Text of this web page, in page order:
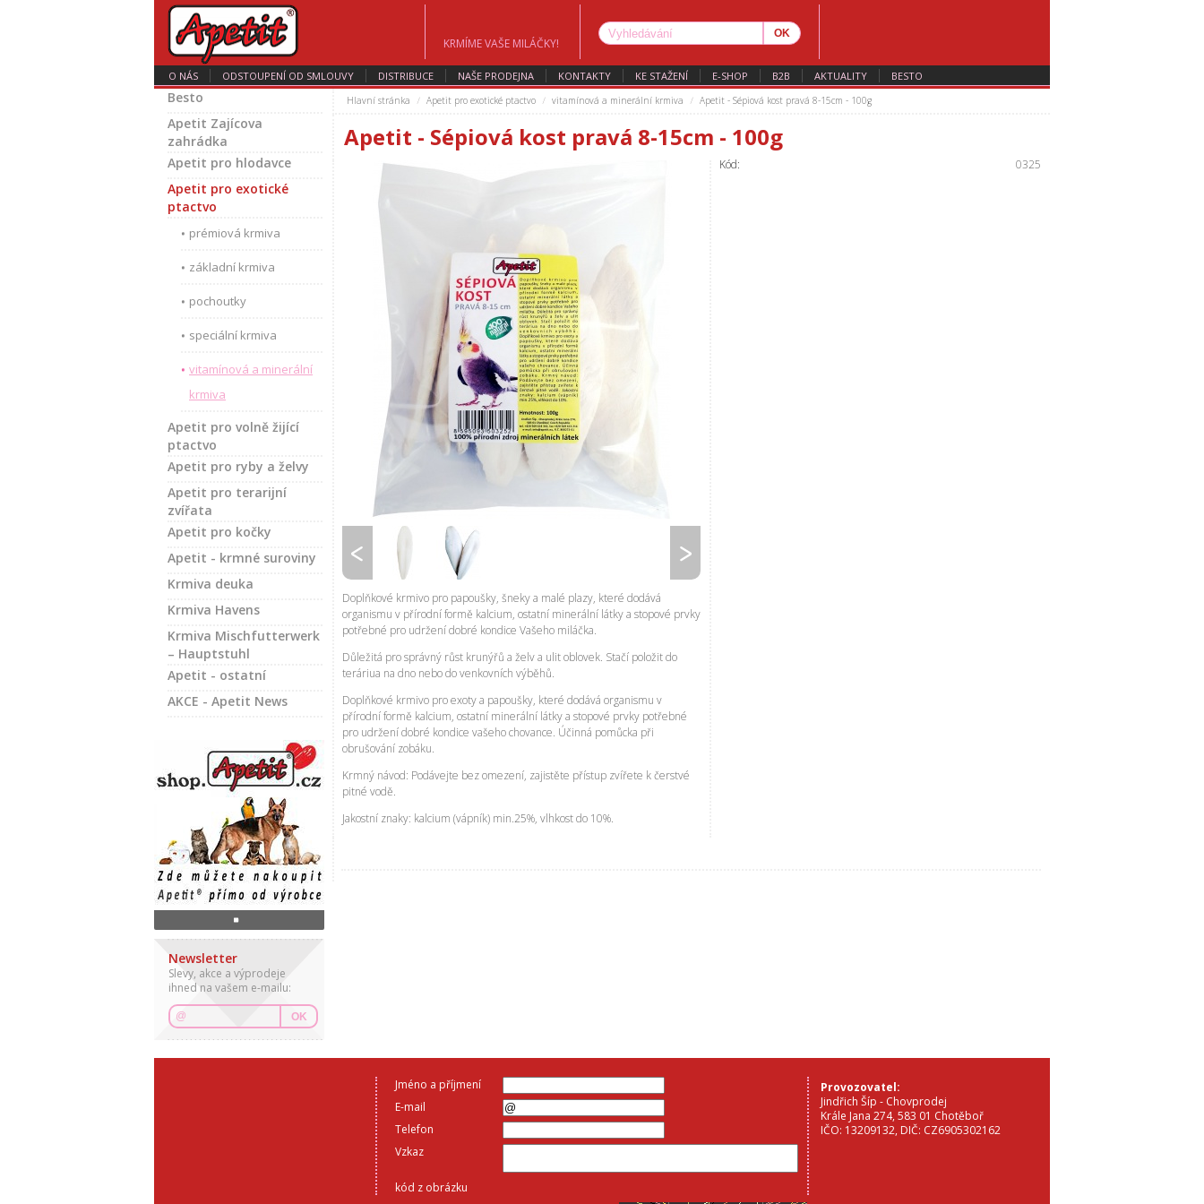
KRMÍME VAŠE MILÁČKY!
O NÁS ODSTOUPENÍ OD SMLOUVY DISTRIBUCE NAŠE PRODEJNA KONTAKTY KE STAŽENÍ E-SHOP B2B AKTUALITY BESTO
Hlavní stránka Apetit pro exotické ptactvo vitamínová a minerální krmiva Apetit - Sépiová kost pravá 8-15cm - 100g
Apetit - Sépiová kost pravá 8-15cm - 100g
Doplňkové krmivo pro papoušky, šneky a malé plazy, které dodává
organismu v přírodní formě kalcium, ostatní minerální látky a stopové prvky
potřebné pro udržení dobré kondice Vašeho miláčka.
Důležitá pro správný růst krunýřů a želv a ulit oblovek. Stačí položit do
teráriua na dno nebo do venkovních výběhů.
Doplňkové krmivo pro exoty a papoušky, které dodává organismu v
přírodní formě kalcium, ostatní minerální látky a stopové prvky potřebné
pro udržení dobré kondice vašeho chovance. Účinná pomůcka při
obrušování zobáku.
Krmný návod: Podávejte bez omezení, zajistěte přístup zvířete k čerstvé
pitné vodě.
Jakostní znaky: kalcium (vápník) min.25%, vlhkost do 10%.
Kód: 0325
Besto
Apetit Zajícova
zahrádka
Apetit pro hlodavce
Apetit pro exotické
ptactvo
prémiová krmiva
základní krmiva
pochoutky
speciální krmiva
vitamínová a minerální
krmiva
Apetit pro volně žijící
ptactvo
Apetit pro ryby a želvy
Apetit pro terarijní
zvířata
Apetit pro kočky
Apetit - krmné suroviny
Krmiva deuka
Krmiva Havens
Krmiva Mischfutterwerk
– Hauptstuhl
Apetit - ostatní
AKCE - Apetit News
Newsletter
Slevy, akce a výprodeje
ihned na vašem e-mailu:
OK
Jméno a příjmení
E-mail
Telefon
Vzkaz
kód z obrázku
Provozovatel:
Jindřich Šíp - Chovprodej
Krále Jana 274, 583 01 Chotěboř
IČO: 13209132, DIČ: CZ6905302162